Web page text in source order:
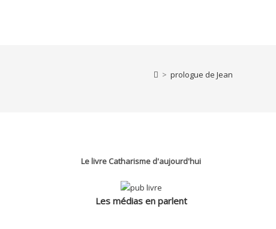
> prologue de Jean
Le livre Catharisme d'aujourd'hui
Les médias en parlent